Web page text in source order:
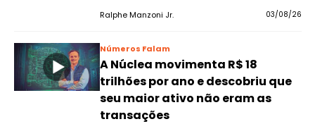
Ralphe Manzoni Jr. 03/08/26
Números Falam
A Núclea movimenta R$ 18
trilhões por ano e descobriu que
seu maior ativo não eram as
transações